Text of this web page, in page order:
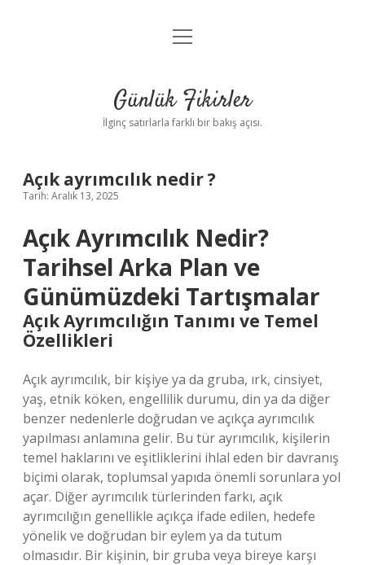
Anasayfa
Yasal Uyarı
menüyü
Günlük Fikirler
İlginç satırlarla farklı bir bakış açısı.
Açık ayrımcılık nedir ?
Tarih: Aralık 13, 2025
Açık Ayrımcılık Nedir?
Tarihsel Arka Plan ve
Günümüzdeki Tartışmalar
Açık Ayrımcılığın Tanımı ve Temel
Özellikleri
Açık ayrımcılık, bir kişiye ya da gruba, ırk, cinsiyet,
yaş, etnik köken, engellilik durumu, din ya da diğer
benzer nedenlerle doğrudan ve açıkça ayrımcılık
yapılması anlamına gelir. Bu tür ayrımcılık, kişilerin
temel haklarını ve eşitliklerini ihlal eden bir davranış
biçimi olarak, toplumsal yapıda önemli sorunlara yol
açar. Diğer ayrımcılık türlerinden farkı, açık
ayrımcılığın genellikle açıkça ifade edilen, hedefe
yönelik ve doğrudan bir eylem ya da tutum
olmasıdır. Bir kişinin, bir gruba veya bireye karşı